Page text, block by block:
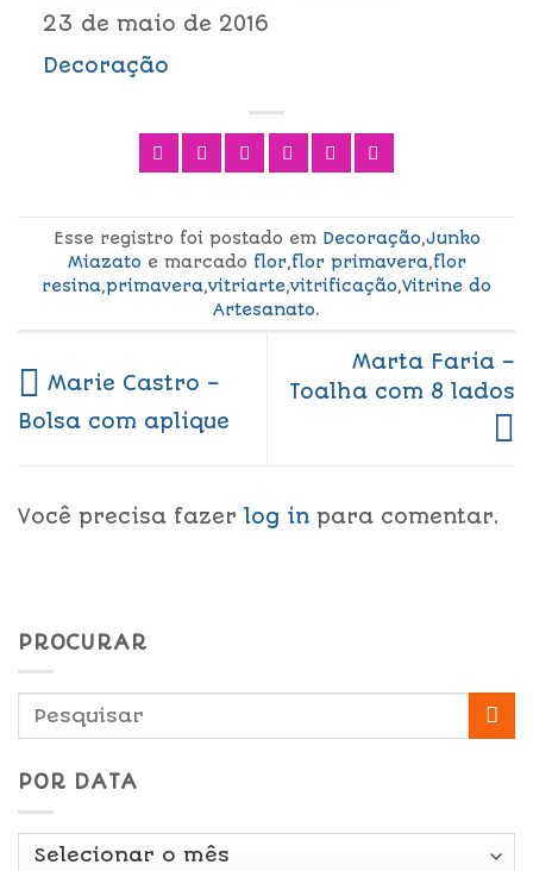
23 de maio de 2016
Decoração
Esse registro foi postado em Decoração,Junko
Miazato e marcado flor,flor primavera,flor
resina,primavera,vitriarte,vitrificação,Vitrine do
Artesanato.
Marie Castro –
Bolsa com aplique
Marta Faria –
Toalha com 8 lados
Você precisa fazer log in para comentar.
PROCURAR
POR DATA
Por